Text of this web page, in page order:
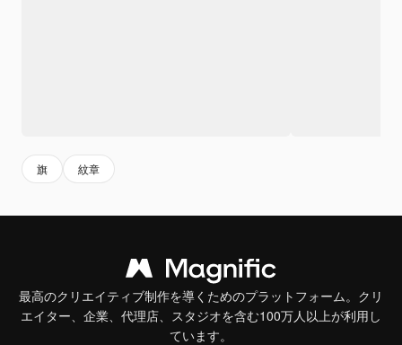
旗 紋章
最高のクリエイティブ制作を導くためのプラットフォーム。クリ
エイター、企業、代理店、スタジオを含む100万人以上が利用し
ています。